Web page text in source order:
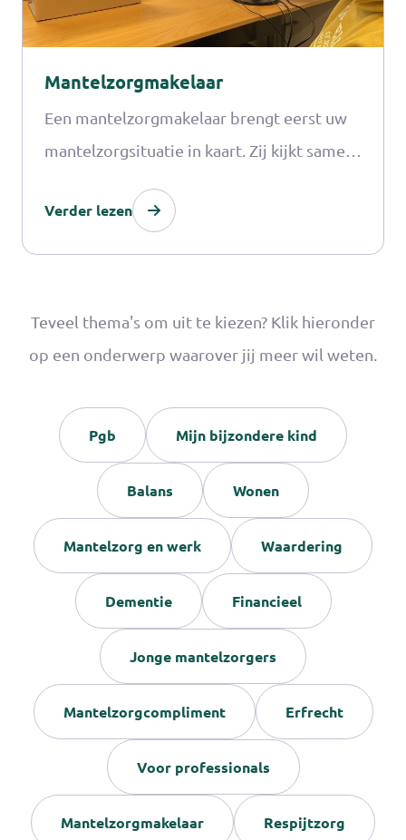
Mantelzorgmakelaar
Een mantelzorgmakelaar brengt eerst uw
mantelzorgsituatie in kaart. Zij kijkt samen
van bijvoorbeeld de zorg, woonsituatie,
mantelzorgmakelaar welke regeltaken de
mantelzorgmakelaar overneemt.
Verder lezen
Teveel thema's om uit te kiezen? Klik hieronder
op een onderwerp waarover jij meer wil weten.
Pgb Mijn bijzondere kind
Balans Wonen
Mantelzorg en werk Waardering
Dementie Financieel
Jonge mantelzorgers
Mantelzorgcompliment Erfrecht
Voor professionals
Mantelzorgmakelaar Respijtzorg